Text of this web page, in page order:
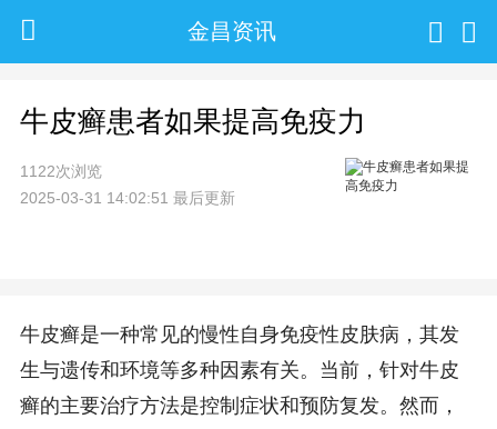
金昌资讯
牛皮癣患者如果提高免疫力
1122次浏览
2025-03-31 14:02:51 最后更新
牛皮癣是一种常见的慢性自身免疫性皮肤病，其发
生与遗传和环境等多种因素有关。当前，针对牛皮
癣的主要治疗方法是控制症状和预防复发。然而，